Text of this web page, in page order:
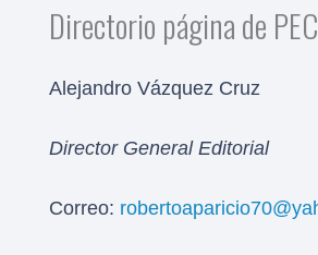
Directorio página de
Alejandro Vázquez Cruz
Director General Editorial
Correo: